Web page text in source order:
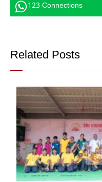
123 Connections
Related Posts